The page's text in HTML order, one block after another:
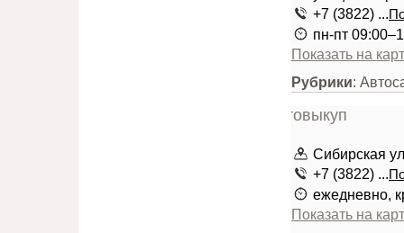
+7 (3822) ...
пн-пт
Показать на
Рубрики:
Сибирская
+7 (3822) ...
ежедневно,
Показать на